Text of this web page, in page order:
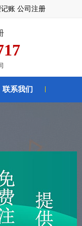
账 公司注册
联系我们